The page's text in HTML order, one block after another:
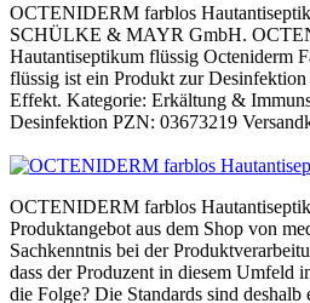
OCTENIDERM farblos
SCHÜLKE & MAYR GmbH.
Hautantiseptikum flüssig Octeniderm
flüssig ist ein Produkt zur
Effekt. Kategorie: Erkältung &
Desinfektion PZN: 03673219
OCTENIDERM farblos
Produktangebot aus dem Shop von
Sachkenntnis bei der
dass der Produzent in diesem Umfeld
die Folge? Die Standards sind